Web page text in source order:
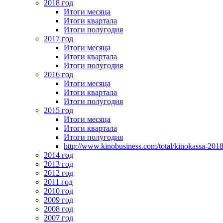
2018 год
Итоги месяца
Итоги квартала
Итоги полугодия
2017 год
Итоги месяца
Итоги квартала
Итоги полугодия
2016 год
Итоги месяца
Итоги квартала
Итоги полугодия
2015 год
Итоги месяца
Итоги квартала
Итоги полугодия
http://www.kinobusiness.com/total/kinokassa-
2014 год
2013 год
2012 год
2011 год
2010 год
2009 год
2008 год
2007 год